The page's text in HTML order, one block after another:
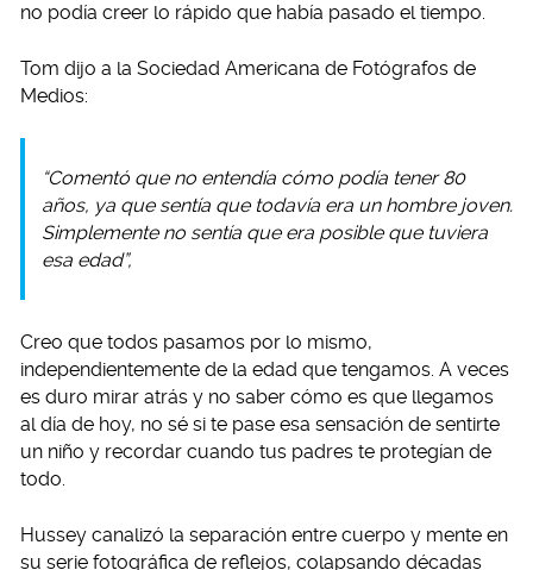
no podía creer lo rápido que había pasado el tiempo.
Tom dijo a la Sociedad Americana de Fotógrafos de
Medios:
“Comentó que no entendía cómo podía tener 80
años, ya que sentía que todavía era un hombre joven.
Simplemente no sentía que era posible que tuviera
esa edad”,
Creo que todos pasamos por lo mismo,
independientemente de la edad que tengamos. A veces
es duro mirar atrás y no saber cómo es que llegamos
al día de hoy, no sé si te pase esa sensación de sentirte
un niño y recordar cuando tus padres te protegían de
todo.
Hussey canalizó la separación entre cuerpo y mente en
su serie fotográfica de reflejos, colapsando décadas